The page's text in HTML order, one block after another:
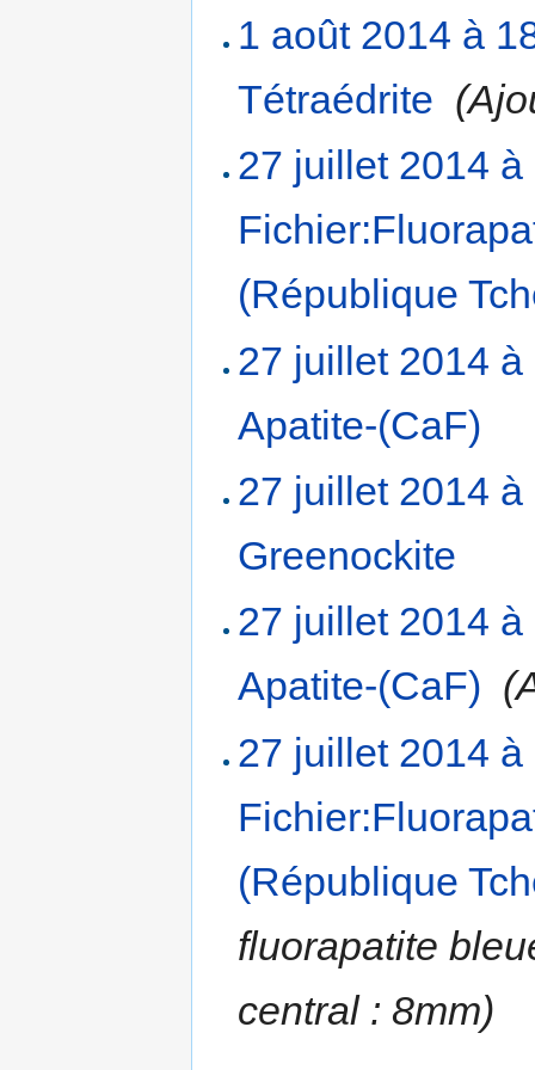
1 août 2014 à
Tétraédrite
27 juillet 2014 à
(République
27 juillet 2014 à
Apatite-(CaF)
27 juillet 2014 à
Greenockite
27 juillet 2014 à
Apatite-(CaF)
27 juillet 2014 à
(République
fluorapatite
central : 8mm)